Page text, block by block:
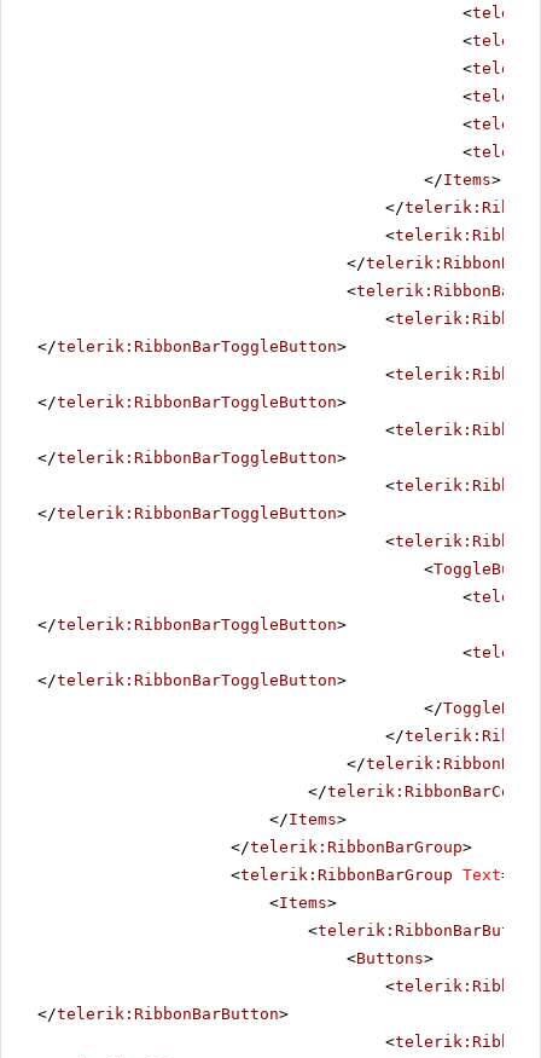
<
<
<
<
<
<
</Items>
</
<
</
<
<
</telerik:RibbonBarToggleButton>
<
</telerik:RibbonBarToggleButton>
<
</telerik:RibbonBarToggleButton>
<
</telerik:RibbonBarToggleButton>
<
<
<
</telerik:RibbonBarToggleButton>
<
</telerik:RibbonBarToggleButton>
</
</
</
</
</Items>
</telerik:RibbonBarGroup>
<telerik:RibbonBarGroup Text=
<Items>
<
<Buttons>
<
</telerik:RibbonBarButton>
<